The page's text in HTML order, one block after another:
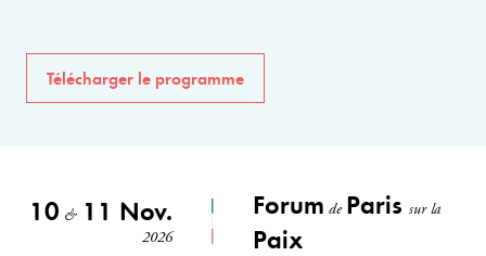
Télécharger le programme
10 &11 Nov.
2026
Forum de Parissur la
Paix